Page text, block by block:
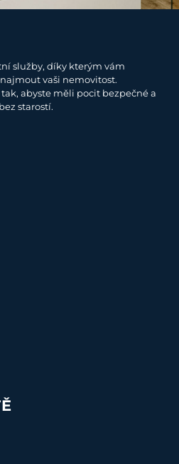
služby, díky kterým vám
vaši nemovitost.
tak, abyste měli pocit bezpečné a
starostí.